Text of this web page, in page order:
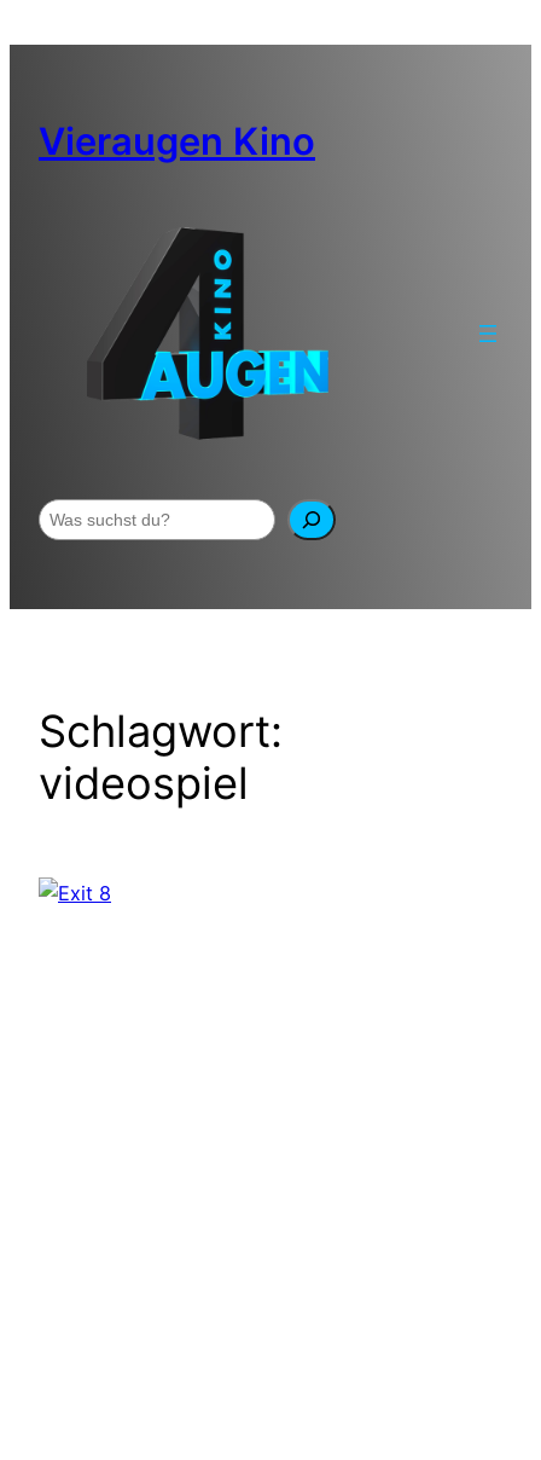
Vieraugen Kino
Suchen
Schlagwort:
videospiel